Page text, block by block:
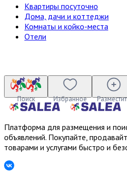
Квартиры посуточно
Дома, дачи и коттеджи
Комнаты и койко-места
Отели
Поиск Избранное
Платформа для размещения и
объявлений. Покупайте,
товарами и услугами быстро и